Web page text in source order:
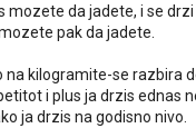
mozete da jadete, i se
pak da jadete.
na kilogramite-se razbira
i plus ja drzis ednas
ja drzis na godisno nivo.